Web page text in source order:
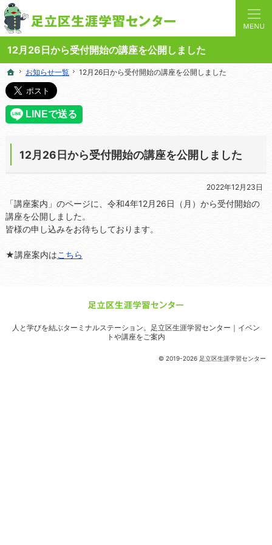
12月26日から受付開始の講座を公開しました
人と学びを結ぶターミナルステーション。地域の講座や施設をご案内しています。
足立区生涯学習センターの総合案内サイト
ホーム
お知らせ一覧 12月26日から受付開始の講座を公開しました
12月26日から受付開始の講座を公開しました
2022年12月23日
「講座案内」のページに、令和4年12月26日（月）から受付開始の
講座を公開しました。
皆様の申し込みをお待ちしております。
★講座案内はこちら
ホーム
お知らせ一覧 12月26日から受付開始の講座を公開しました
© 2019-2026 足立区生涯学習センター
人と学びを結ぶターミナルステーション。
足立区生涯学習センター｜イベン
トや講座をご案内